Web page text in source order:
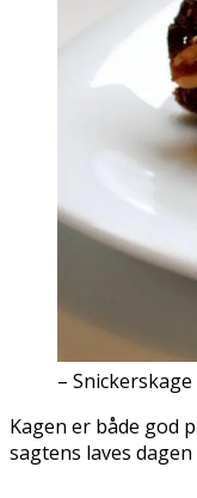
–
Kagen er både god
sagtens laves